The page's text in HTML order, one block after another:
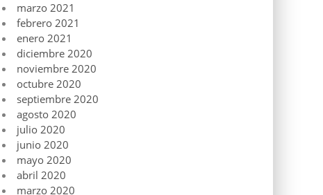
marzo 2021
febrero 2021
enero 2021
diciembre 2020
noviembre 2020
octubre 2020
septiembre 2020
agosto 2020
julio 2020
junio 2020
mayo 2020
abril 2020
marzo 2020